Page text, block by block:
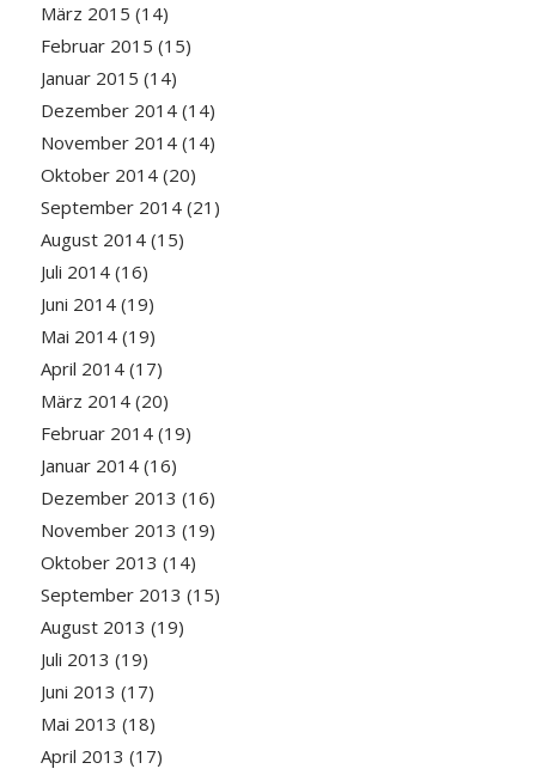
März 2015 (14)
Februar 2015 (15)
Januar 2015 (14)
Dezember 2014(14)
November 2014(14)
Oktober 2014(20)
September 2014(21)
August 2014(15)
Juli 2014(16)
Juni 2014(19)
Mai 2014(19)
April 2014(17)
März 2014(20)
Februar 2014(19)
Januar 2014(16)
Dezember 2013 (16)
November 2013 (19)
Oktober 2013 (14)
September 2013 (15)
August 2013 (19)
Juli 2013 (19)
Juni 2013 (17)
Mai 2013 (18)
April 2013 (17)